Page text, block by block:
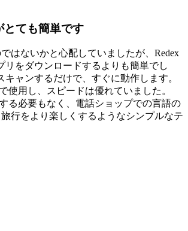
とても簡単です
はないかと心配していましたが、Redex
リをダウンロードするよりも簡単でし
キャンするだけで、すぐに動作します。
使用し、スピードは優れていました。
る必要もなく、電話ショップでの言語の
行をより楽しくするようなシンプルなテ